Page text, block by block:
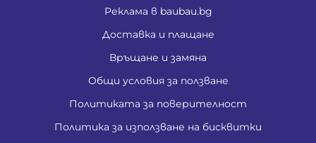
Реклама в baubau.bg
Доставка и плащане
Връщане и замяна
Общи условия за ползване
Политиката за поверителност
Политика за използване на бисквитки